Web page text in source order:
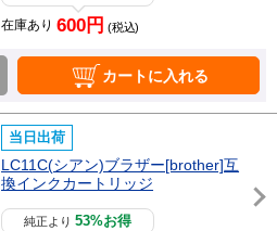
在庫あり 600円 (税込)
カートに入れる
当日出荷
LC11C(シアン)ブラザー[brother]互
換インクカートリッジ
純正より53%お得